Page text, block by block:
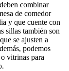
combinar
de comedor
y que cuente con
sillas también son
se ajusten a
podemos
vitrinas para